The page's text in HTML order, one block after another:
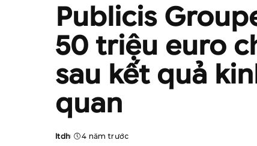
Publicis
50 triệu euro
sau kết quả
quan
Posted
ltdh 4 năm trước